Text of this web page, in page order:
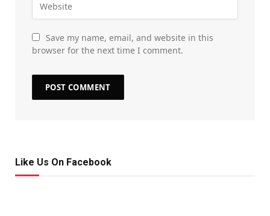
Save my name, email, and website in this
browser for the next time I comment.
Like Us On Facebook